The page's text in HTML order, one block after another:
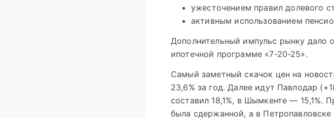
ужесточением правил долевого
активным использованием
Дополнительный импульс рынку дало
ипотечной программе «7-20-25».
Самый заметный скачок цен на
23,6% за год. Далее идут Павлодар
составил 18,1%, в Шымкенте — 15,1%.
была сдержанной, а в